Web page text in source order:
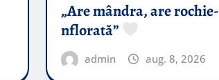
„Are mândra, are rochie-
nflorată”
admin aug. 8, 2026